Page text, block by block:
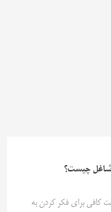
شاغل چیست؟
کافی برای فکر کردن به